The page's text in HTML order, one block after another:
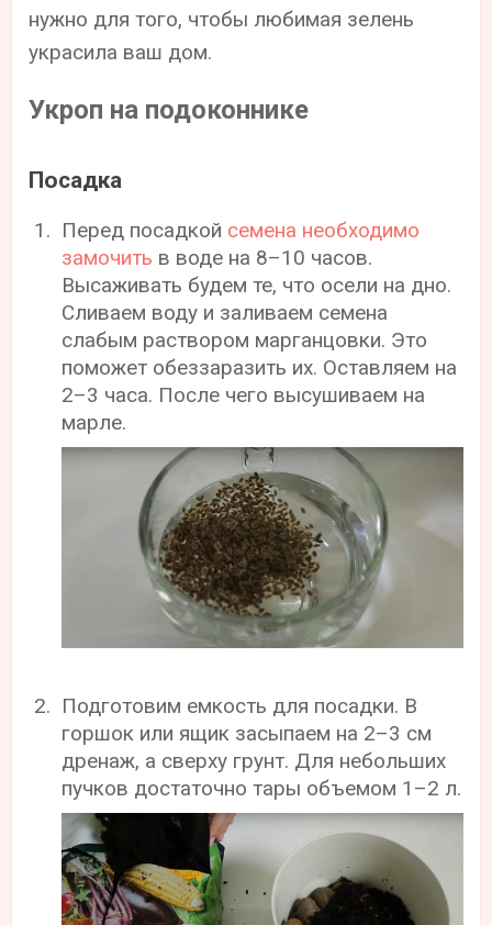
нужно для того, чтобы любимая зелень
украсила ваш дом.
Укроп на подоконнике
Посадка
Перед посадкой семена необходимо
замочить в воде на 8–10 часов.
Высаживать будем те, что осели на дно.
Сливаем воду и заливаем семена
слабым раствором марганцовки. Это
поможет обеззаразить их. Оставляем на
2–3 часа. После чего высушиваем на
марле.
Подготовим емкость для посадки. В
горшок или ящик засыпаем на 2–3 см
дренаж, а сверху грунт. Для небольших
пучков достаточно тары объемом 1–2 л.